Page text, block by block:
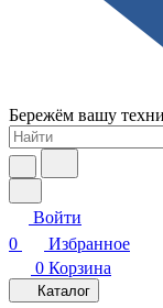
Бережём вашу
Войти
0
Избранное
0 Корзина
Каталог